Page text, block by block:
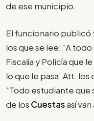
de ese municipio.
El funcionario
los que se lee: "A
Fiscalía y Policía que
lo que le pasa. Att.
"Todo estudiante que
de los Cuestasasí